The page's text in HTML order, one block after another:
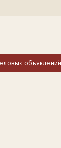
объявлений